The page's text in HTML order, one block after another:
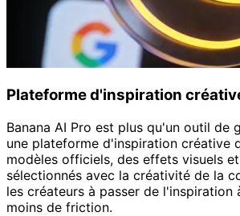
Plateforme d'inspiration
Banana AI Pro est plus qu'un outil de
une plateforme d'inspiration créative
modèles officiels, des effets visuels
sélectionnés avec la créativité de la
les créateurs à passer de l'inspiration
moins de friction.